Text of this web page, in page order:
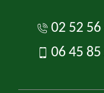
02 52 56
06 45 85